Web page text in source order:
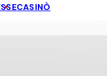
CASINÒ